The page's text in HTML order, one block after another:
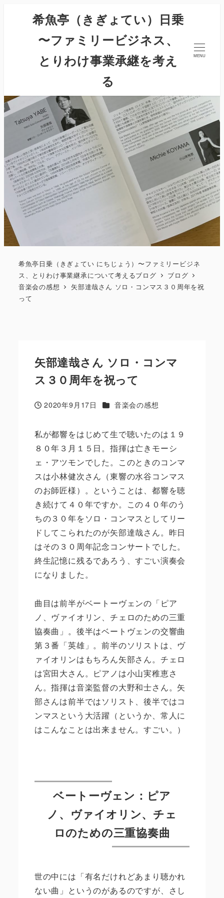
希魚亭（きぎょてい）日乗
〜ファミリービジネス、
とりわけ事業承継を考え
る
MENU
希魚亭日乗（きぎょてい にちじょう）〜ファミリービジネ
ス、とりわけ事業継承について考えるブログ
ブログ
音楽会の感想
矢部達哉さん ソロ・コンマス３０周年を祝
って
矢部達哉さん ソロ・コンマ
ス３０周年を祝って
投稿日
2020年9月17日 カテゴリー
音楽会の感想
私が都響をはじめて生で聴いたのは１９
８０年３月１５日。指揮は亡きモーシ
ェ・アツモンでした。このときのコンマ
スは小林健次さん（東響の水谷コンマス
のお師匠様）。ということは、都響を聴
き続けて４０年ですか。この４０年のう
ちの３０年をソロ・コンマスとしてリー
ドしてこられたのが矢部達哉さん。昨日
はその３０周年記念コンサートでした。
終生記憶に残るであろう、すごい演奏会
になりました。
曲目は前半がベートーヴェンの「ピア
ノ、ヴァイオリン、チェロのための三重
協奏曲」。後半はベートヴェンの交響曲
第３番「英雄」。前半のソリストは、ヴ
ァイオリンはもちろん矢部さん。チェロ
は宮田大さん。ピアノは小山実稚恵さ
ん。指揮は音楽監督の大野和士さん。矢
部さんは前半ではソリスト、後半ではコ
ンマスという大活躍（というか、常人に
はこんなことは出来ません。すごい。）
ベートーヴェン：ピア
ノ、ヴァイオリン、チェ
ロのための三重協奏曲
世の中には「有名だけれどあまり聴かれ
ない曲」というのがあるのですが、さし